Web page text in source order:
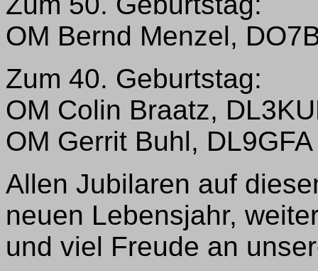
OM Bernd Menzel,
Zum 40. Geburtstag:
OM Colin Braatz,
OM Gerrit Buhl, DL9GFA
Allen Jubilaren auf
neuen Lebensjahr,
und viel Freude an